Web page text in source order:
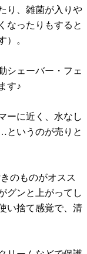
り、雑菌が入りや
なったりもすると
）。
シェーバー・フェ
す♪
ーに近く、水なし
というのが売りと
のものがオスス
グンと上がってし
い捨て感覚で、清